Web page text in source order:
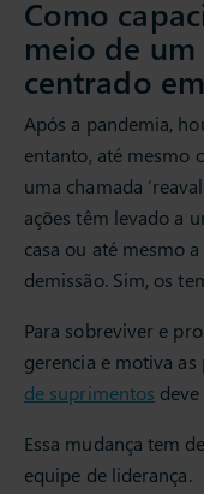
Como
meio de
centrado
Após a pandemia,
entanto, até mesmo
uma chamada
ações têm levado a
casa ou até mesmo
demissão. Sim, os
Para sobreviver e
gerencia e motiva as
de suprimentos
Essa mudança tem
equipe de liderança.